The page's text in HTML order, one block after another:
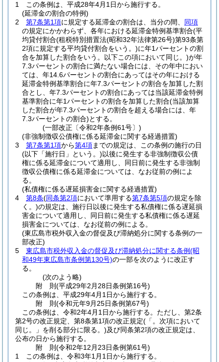
1
この条例は、平成28年4月1日から施行する。
(延滞金の割合の特例)
2
第7条第1項に規定する延滞金の割合は、当分の間、 同項
の規定にかかわらず、各年における延滞金特例基準割合(平
均貸付割合(租税特別措置法(昭和32年法律第26号)第93条第
2項に規定する平均貸付割合をいう。)に年1パーセントの割
合を加算した割合をいう。以下この項において同じ。)が年
7.3パーセントの割合に満たない場合には、その年中におい
ては、年14.6パーセントの割合にあってはその年における
延滞金特例基準割合に年7.3パーセントの割合を加算した割
合とし、年7.3パーセントの割合にあっては当該延滞金特例
基準割合に年1パーセントの割合を加算した割合(当該加算
した割合が年7.3パーセントの割合を超える場合には、年
7.3パーセントの割合)とする。
(一部改正〔令和2年条例61号〕)
(非強制徴収公債権に係る延滞金に関する経過措置)
3
第7条第1項から第4項までの規定は、この条例の施行の日
(以下「施行日」という。)以後に発生する非強制徴収公債
権に係る延滞金について適用し、同日前に発生する非強制
徴収公債権に係る延滞金については、なお従前の例によ
る。
(私債権に係る遅延損害金に関する経過措置)
4
第8条(同条第2項において準用する第7条第5項の規定を除
く。)の規定は、施行日以後に発生する私債権に係る遅延損
害金について適用し、同日前に発生する私債権に係る遅延
損害金については、なお従前の例による。
(東広島市税外収入金の督促及び滞納処分に関する条例の一
部改正)
5
東広島市税外収入金の督促及び滞納処分に関する条例(昭
和49年東広島市条例第130号)の一部を次のように改正す
る。
(次のよう略)
附 則(平成29年2月28日条例第16号)
この条例は、平成29年4月1日から施行する。
附 則(令和元年9月25日条例第67号)
この条例は、令和2年4月1日から施行する。 ただし、第2条
第2号の改正規定、第8条第1項の改正規定(「。次項において
同じ。」を削る部分に限る。)及び同条第2項の改正規定は、
公布の日から施行する。
附 則(令和2年12月23日条例第61号)
1
この条例は、令和3年1月1日から施行する。